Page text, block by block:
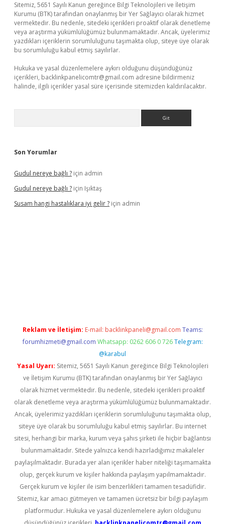
Sitemiz, 5651 Sayılı Kanun gereğince Bilgi Teknolojileri ve İletişim
Kurumu (BTK) tarafından onaylanmış bir Yer Sağlayıcı olarak hizmet
vermektedir. Bu nedenle, sitedeki içerikleri proaktif olarak denetleme
veya araştırma yükümlülüğümüz bulunmamaktadır. Ancak, üyelerimiz
yazdıkları içeriklerin sorumluluğunu taşımakta olup, siteye üye olarak
bu sorumluluğu kabul etmiş sayılırlar.
Hukuka ve yasal düzenlemelere aykırı olduğunu düşündüğünüz
içerikleri, backlinkpanelicomtr@gmail.com adresine bildirmeniz
halinde, ilgili içerikler yasal süre içerisinde sitemizden kaldırılacaktır.
Son Yorumlar
Gudul nereye bağlı ? için admin
Gudul nereye bağlı ? için Işıktaş
Susam hangi hastalıklara iyi gelir ? için admin
Reklam ve İletişim: E-mail: backlinkpaneli@gmail.com Teams:
forumhizmeti@gmail.com Whatsapp: 0262 606 0 726 Telegram:
@karabul
Yasal Uyarı: Sitemiz, 5651 Sayılı Kanun gereğince Bilgi Teknolojileri
ve İletişim Kurumu (BTK) tarafından onaylanmış bir Yer Sağlayıcı
olarak hizmet vermektedir. Bu nedenle, sitedeki içerikleri proaktif
olarak denetleme veya araştırma yükümlülüğümüz bulunmamaktadır.
Ancak, üyelerimiz yazdıkları içeriklerin sorumluluğunu taşımakta olup,
siteye üye olarak bu sorumluluğu kabul etmiş sayılırlar. Bu internet
sitesi, herhangi bir marka, kurum veya şahıs şirketi ile hiçbir bağlantısı
bulunmamaktadır. Sitede yalnızca kendi hazırladığımız makaleler
paylaşılmaktadır. Burada yer alan içerikler haber niteliği taşımamakta
olup, gerçek kurum ve kişiler hakkında paylaşım yapılmamaktadır.
Gerçek kurum ve kişiler ile isim benzerlikleri tamamen tesadüfidir.
Sitemiz, kar amacı gütmeyen ve tamamen ücretsiz bir bilgi paylaşım
platformudur. Hukuka ve yasal düzenlemelere aykırı olduğunu